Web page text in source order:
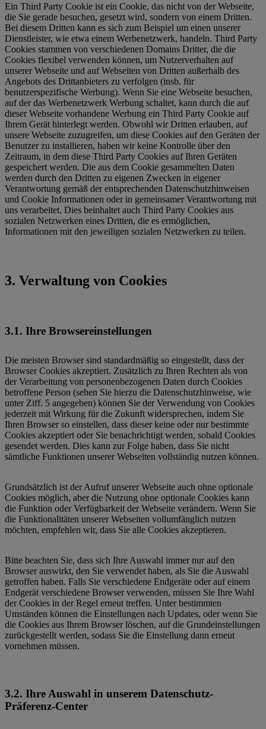
Ein Third Party Cookie ist ein Cookie, das nicht von der Webseite,
die Sie gerade besuchen, gesetzt wird, sondern von einem Dritten.
Bei diesem Dritten kann es sich zum Beispiel um einen unserer
Dienstleister, wie etwa einem Werbenetzwerk, handeln. Third Party
Cookies stammen von verschiedenen Domains Dritter, die die
Cookies flexibel verwenden können, um Nutzerverhalten auf
unserer Webseite und auf Webseiten von Dritten außerhalb des
Angebots des Drittanbieters zu verfolgen (insb. für
benutzerspezifische Werbung). Wenn Sie eine Webseite besuchen,
auf der das Werbenetzwerk Werbung schaltet, kann durch die auf
dieser Webseite vorhandene Werbung ein Third Party Cookie auf
Ihrem Gerät hinterlegt werden. Obwohl wir Dritten erlauben, auf
unsere Webseite zuzugreifen, um diese Cookies auf den Geräten der
Benutzer zu installieren, haben wir keine Kontrolle über den
Zeitraum, in dem diese Third Party Cookies auf Ihren Geräten
gespeichert werden. Die aus dem Cookie gesammelten Daten
werden durch den Dritten zu eigenen Zwecken in eigener
Verantwortung gemäß der entsprechenden Datenschutzhinweisen
und Cookie Informationen oder in gemeinsamer Verantwortung mit
uns verarbeitet. Dies beinhaltet auch Third Party Cookies aus
sozialen Netzwerken eines Dritten, die es ermöglichen,
Informationen mit den jeweiligen sozialen Netzwerken zu teilen.
3. Verwaltung von Cookies
3.1. Ihre Browsereinstellungen
Die meisten Browser sind standardmäßig so eingestellt, dass der
Browser Cookies akzeptiert. Zusätzlich zu Ihren Rechten als von
der Verarbeitung von personenbezogenen Daten durch Cookies
betroffene Person (sehen Sie hierzu die Datenschutzhinweise, wie
unter Ziff. 5 angegeben) können Sie der Verwendung von Cookies
jederzeit mit Wirkung für die Zukunft widersprechen, indem Sie
Ihren Browser so einstellen, dass dieser keine oder nur bestimmte
Cookies akzeptiert oder Sie benachrichtigt werden, sobald Cookies
gesendet werden. Dies kann zur Folge haben, dass Sie nicht
sämtliche Funktionen unserer Webseiten vollständig nutzen können.
Grundsätzlich ist der Aufruf unserer Webseite auch ohne optionale
Cookies möglich, aber die Nutzung ohne optionale Cookies kann
die Funktion oder Verfügbarkeit der Webseite verändern. Wenn Sie
die Funktionalitäten unserer Webseiten vollumfänglich nutzen
möchten, empfehlen wir, dass Sie alle Cookies akzeptieren.
Bitte beachten Sie, dass sich Ihre Auswahl immer nur auf den
Browser auswirkt, den Sie verwendet haben, als Sie die Auswahl
getroffen haben. Falls Sie verschiedene Endgeräte oder auf einem
Endgerät verschiedene Browser verwenden, müssen Sie Ihre Wahl
der Cookies in der Regel erneut treffen. Unter bestimmten
Umständen können die Einstellungen nach Updates, oder wenn Sie
die Cookies aus Ihrem Browser löschen, auf die Grundeinstellungen
zurückgestellt werden, sodass Sie die Einstellung dann erneut
vornehmen müssen.
3.2. Ihre Auswahl in unserem Datenschutz-
Präferenz-Center